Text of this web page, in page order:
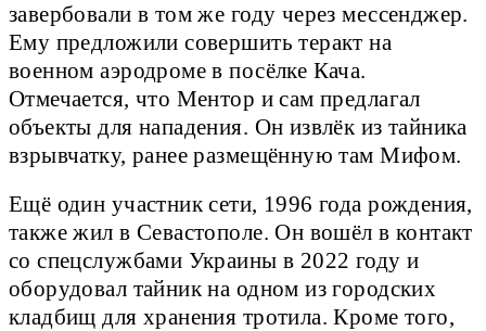
завербовали в том же году через мессенджер.
Ему предложили совершить теракт на
военном аэродроме в посёлке Кача.
Отмечается, что Ментор и сам предлагал
объекты для нападения. Он извлёк из тайника
взрывчатку, ранее размещённую там Мифом.
Ещё один участник сети, 1996 года рождения,
также жил в Севастополе. Он вошёл в контакт
со спецслужбами Украины в 2022 году и
оборудовал тайник на одном из городских
кладбищ для хранения тротила. Кроме того,